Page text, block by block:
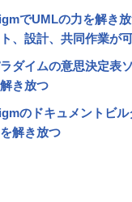
でUMLの力を解き
、設計、共同作業が
ダイムの意思決定表
き放つ
のドキュメントビ
解き放つ